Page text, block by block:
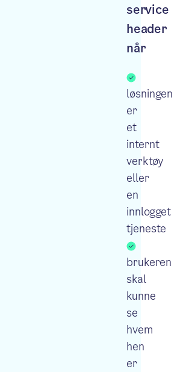
service
header
når
løsningen
er
et
internt
verktøy
eller
en
innlogget
tjeneste
brukeren
skal
kunne
se
hvem
hen
er